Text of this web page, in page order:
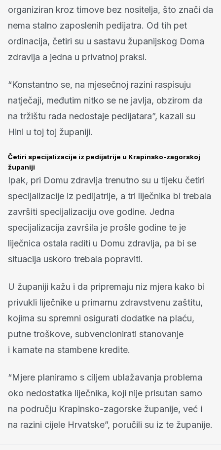
organiziran kroz timove bez nositelja, što znači da
nema stalno zaposlenih pedijatra. Od tih pet
ordinacija, četiri su u sastavu županijskog Doma
zdravlja a jedna u privatnoj praksi.
“Konstantno se, na mjesečnoj razini raspisuju
natječaji, međutim nitko se ne javlja, obzirom da
na tržištu rada nedostaje pedijatara”, kazali su
Hini u toj toj županiji.
Četiri specijalizacije iz pedijatrije u Krapinsko-zagorskoj
županiji
Ipak, pri Domu zdravlja trenutno su u tijeku četiri
specijalizacije iz pedijatrije, a tri liječnika bi trebala
završiti specijalizaciju ove godine. Jedna
specijalizacija završila je prošle godine te je
liječnica ostala raditi u Domu zdravlja, pa bi se
situacija uskoro trebala popraviti.
U županiji kažu i da pripremaju niz mjera kako bi
privukli liječnike u primarnu zdravstvenu zaštitu,
kojima su spremni osigurati dodatke na plaću,
putne troškove, subvencionirati stanovanje
i kamate na stambene kredite.
“Mjere planiramo s ciljem ublažavanja problema
oko nedostatka liječnika, koji nije prisutan samo
na području Krapinsko-zagorske županije, već i
na razini cijele Hrvatske”, poručili su iz te županije.